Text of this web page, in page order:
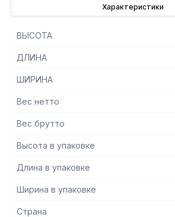
304 толщиной 2 мм
— Четыре сплошные полки из
AISI 304 толщиной 0,8 мм
— Расстояние между полками
— Регулируемые опоры
Характеристики
ВЫСОТА
ДЛИНА
ШИРИНА
Вес нетто
Вес брутто
Высота в упаковке
Длина в упаковке
Ширина в упаковке
Страна